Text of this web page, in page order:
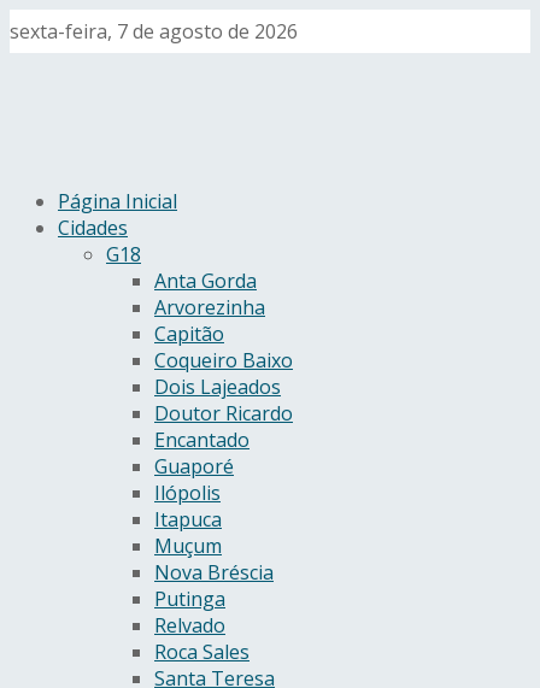
sexta-feira, 7 de agosto de 2026
Página Inicial
Cidades
G18
Anta Gorda
Arvorezinha
Capitão
Coqueiro Baixo
Dois Lajeados
Doutor Ricardo
Encantado
Guaporé
Ilópolis
Itapuca
Muçum
Nova Bréscia
Putinga
Relvado
Roca Sales
Santa Teresa